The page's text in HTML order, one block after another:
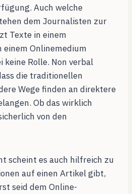
Auch welche
dem Journalisten zur
Texte in einem
Onlinemedium
Rolle. Non verbal
die traditionellen
Wege finden an direktere
Ob das wirklich
von den
scheint es auch hilfreich zu
auf einen Artikel gibt,
seid dem Online-